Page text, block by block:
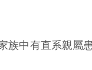
族中有直系親屬